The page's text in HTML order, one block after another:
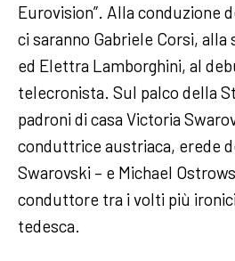
Eurovision”. Alla conduzione
ci saranno Gabriele Corsi, alla
ed Elettra Lamborghini, al
telecronista. Sul palco della
padroni di casa Victoria
conduttrice austriaca, erede
Swarovski – e Michael
conduttore tra i volti più
tedesca.